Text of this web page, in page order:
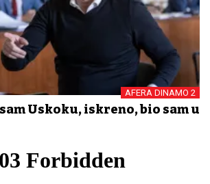
AFERA DINAMO 2
Uskoku, iskreno, bio sam u